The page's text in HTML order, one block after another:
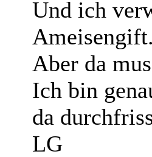
Und ich
Ameisengift.
Aber da
Ich bin
da
LG